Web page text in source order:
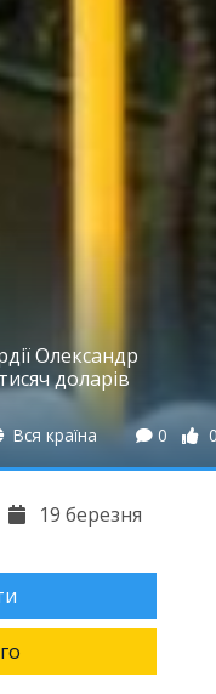
Олександр
доларів
Вся країна 0
19 березня